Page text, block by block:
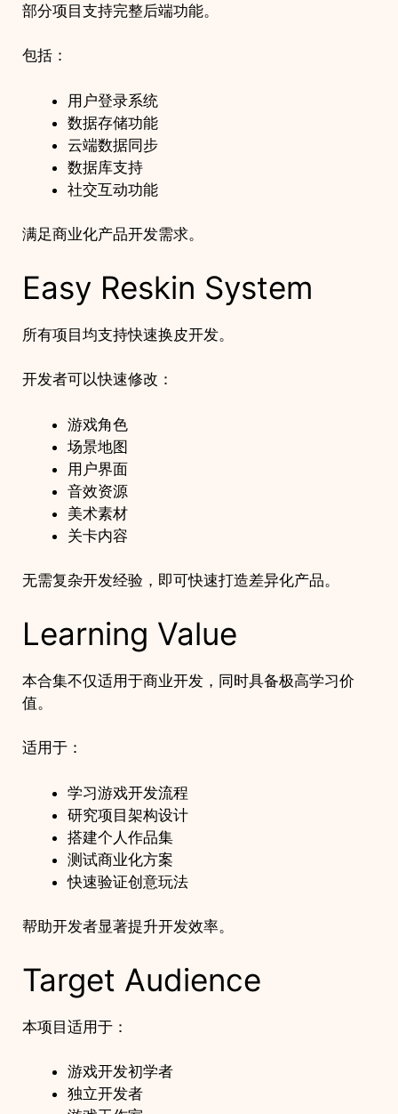
部分项目支持完整后端功能。
包括：
用户登录系统
数据存储功能
云端数据同步
数据库支持
社交互动功能
满足商业化产品开发需求。
Easy Reskin System
所有项目均支持快速换皮开发。
开发者可以快速修改：
游戏角色
场景地图
用户界面
音效资源
美术素材
关卡内容
无需复杂开发经验，即可快速打造差异化产品。
Learning Value
本合集不仅适用于商业开发，同时具备极高学习价
值。
适用于：
学习游戏开发流程
研究项目架构设计
搭建个人作品集
测试商业化方案
快速验证创意玩法
帮助开发者显著提升开发效率。
Target Audience
本项目适用于：
游戏开发初学者
独立开发者